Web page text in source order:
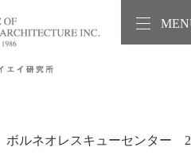
ルネオレスキューセンター